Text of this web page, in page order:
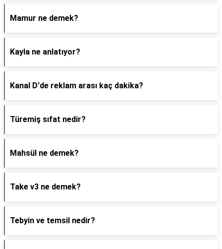
Mamur ne demek?
Kayla ne anlatıyor?
Kanal D'de reklam arası kaç dakika?
Türemiş sıfat nedir?
Mahsül ne demek?
Take v3 ne demek?
Tebyin ve temsil nedir?